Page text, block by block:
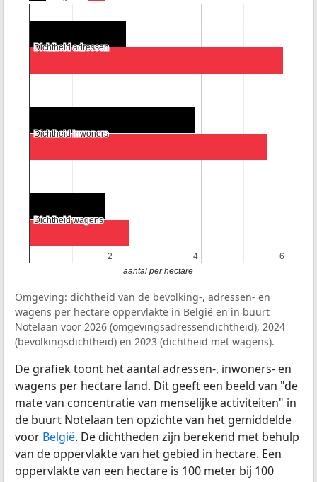
2
2 4
4 6
6
Dichtheid adressen
Dichtheid adressen
Dichtheid inwoners
Dichtheid inwoners
Dichtheid wagens
Dichtheid wagens
aantal per hectare
Omgeving: dichtheid van de bevolking-, adressen- en
wagens per hectare oppervlakte in België en in buurt
Notelaan voor 2026 (omgevingsadressendichtheid), 2024
(bevolkingsdichtheid) en 2023 (dichtheid met wagens).
De grafiek toont het aantal adressen-, inwoners- en
wagens per hectare land. Dit geeft een beeld van "de
mate van concentratie van menselijke activiteiten" in
de buurt Notelaan ten opzichte van het gemiddelde
voor België. De dichtheden zijn berekend met behulp
van de oppervlakte van het gebied in hectare. Een
oppervlakte van een hectare is 100 meter bij 100